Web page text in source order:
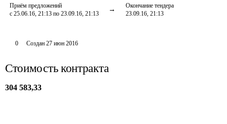
Приём предложений
с 25.06.16, 21:13 по 23.09.16, 21:13
Окончание тендера
23.09.16, 21:13
0 Создан 27 июн 2016
Стоимость контракта
304 583,33